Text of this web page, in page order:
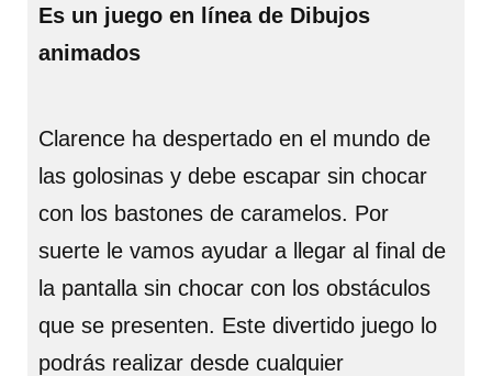
Es un juego en línea de Dibujos
animados
Clarence ha despertado en el mundo de
las golosinas y debe escapar sin chocar
con los bastones de caramelos. Por
suerte le vamos ayudar a llegar al final de
la pantalla sin chocar con los obstáculos
que se presenten. Este divertido juego lo
podrás realizar desde cualquier